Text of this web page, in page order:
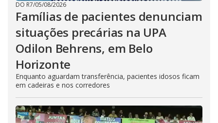
DO R7/05/08/2026
Famílias de pacientes denunciam
situações precárias na UPA
Odilon Behrens, em Belo
Horizonte
Enquanto aguardam transferência, pacientes idosos ficam
em cadeiras e nos corredores